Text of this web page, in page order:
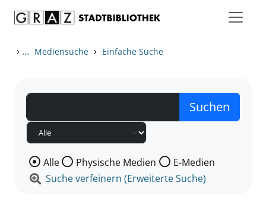
› ... Mediensuche › Einfache Suche
Wählen Sie die Medienart nach der Sie suchen wollen.
Alle Physische Medien
E-Medien
Suche verfeinern (Erweiterte Suche)